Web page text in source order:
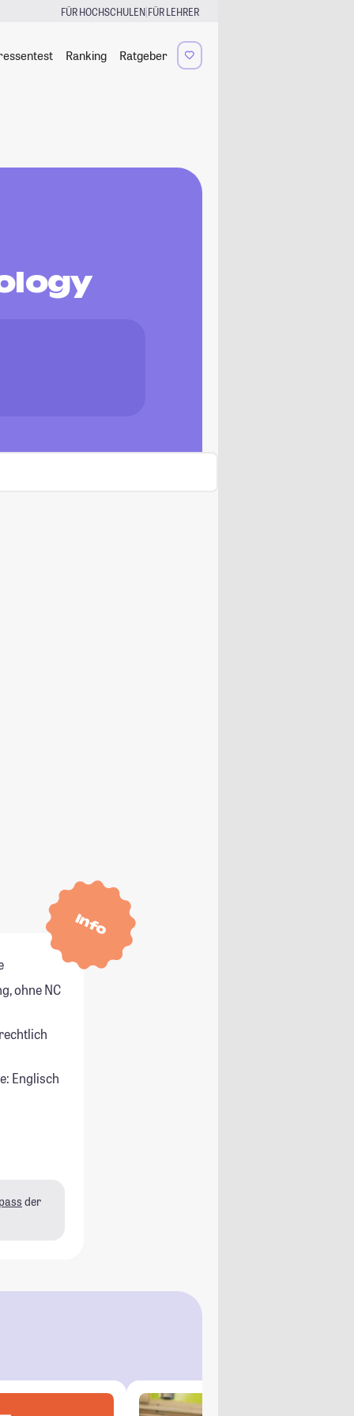
FÜR HOCHSCHULEN|FÜR LEHRER
Ranking Ratgeber
Info
ohne NC
Englisch
der